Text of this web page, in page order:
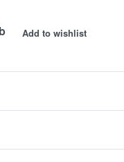
Add to wishlist